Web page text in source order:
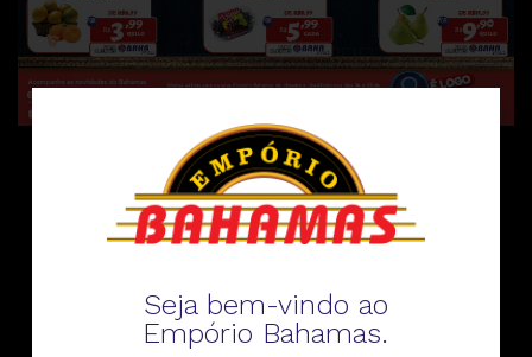
Fale conosco
Seja bem-vindo ao
Empório Bahamas.